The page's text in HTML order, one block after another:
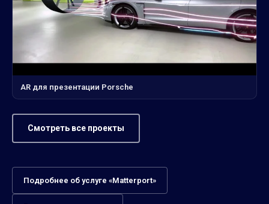
AR для презентации Porsche
Смотреть все проекты
Подробнее об услуге «Matterport»